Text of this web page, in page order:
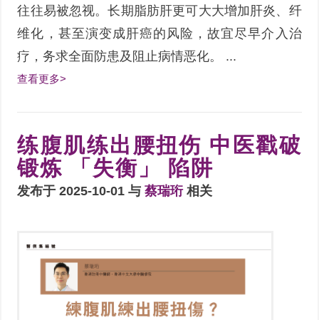
往往易被忽视。长期脂肪肝更可大大增加肝炎、纤
维化，甚至演变成肝癌的风险，故宜尽早介入治
疗，务求全面防患及阻止病情恶化。 ...
查看更多>
练腹肌练出腰扭伤 中医戳破
锻炼 「失衡」 陷阱
发布于 2025-10-01 与蔡瑞珩相关